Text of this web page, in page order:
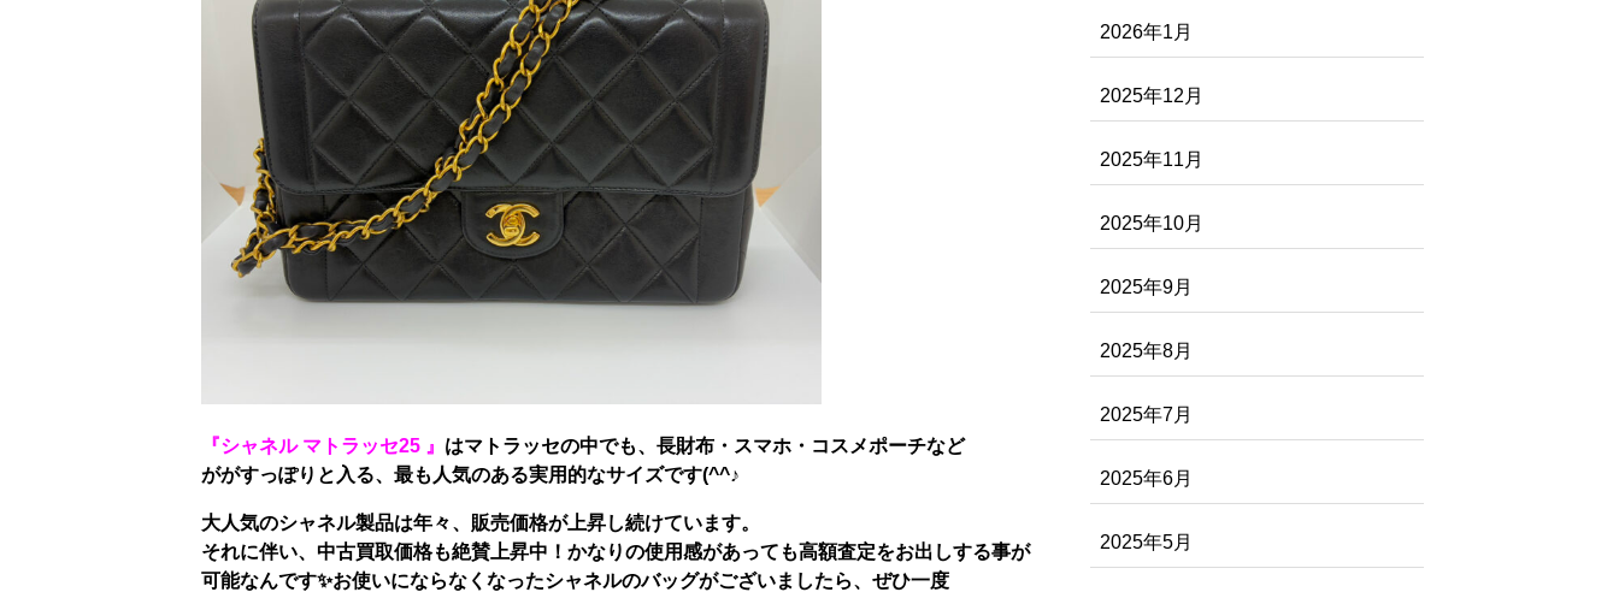
『シャネル マトラッセ25 』 はマトラッセの中でも、長財布・スマホ・コスメポーチなど
ががすっぽりと入る、最も人気のある実用的なサイズです(^^♪
大人気のシャネル製品は年々、販売価格が上昇し続けています。
それに伴い、中古買取価格も絶賛上昇中！かなりの使用感があっても高額査定をお出しする事が
可能なんです✨お使いにならなくなったシャネルのバッグがございましたら、ぜひ一度
2026年1月
2025年12月
2025年11月
2025年10月
2025年9月
2025年8月
2025年7月
2025年6月
2025年5月